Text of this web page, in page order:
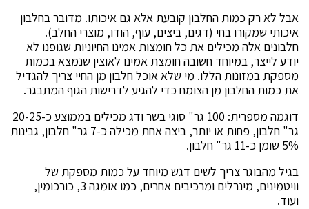
אבל לא רק כמות החלבון קובעת אלא גם איכותו. מדובר בחלבון
איכותי שמקורו בחי (דגים, ביצים, עוף, הודו, מוצרי החלב).
חלבונים אלה מכילים את כל חומצות אמינו החיוניות שגופנו לא
יודע לייצר, במיוחד חשובה חומצת אמינו לאוצין שנמצא בכמות
מספקת במזונות הללו. מי שלא אוכל חלבון מן החיי צריך להגדיל
את כמות החלבון מן הצומח כדי להגיע לדרישות הגוף המתבגר.
דוגמה מספרית: 100 גר" סוגי בשר ודג מכילים בממוצע כ-20-25
גר" חלבון, פחות או יותר, ביצה אחת מכילה כ-7 גר" חלבון, גבינות
5% שומן כ-11 גר" חלבון.
בגיל מהבוגר צריך לשים דגש מיוחד על כמות מספקת של
וויטמינים, מינרלים ומרכיבים אחרים, כמו אומגה 3, כורכומין,
ועוד.